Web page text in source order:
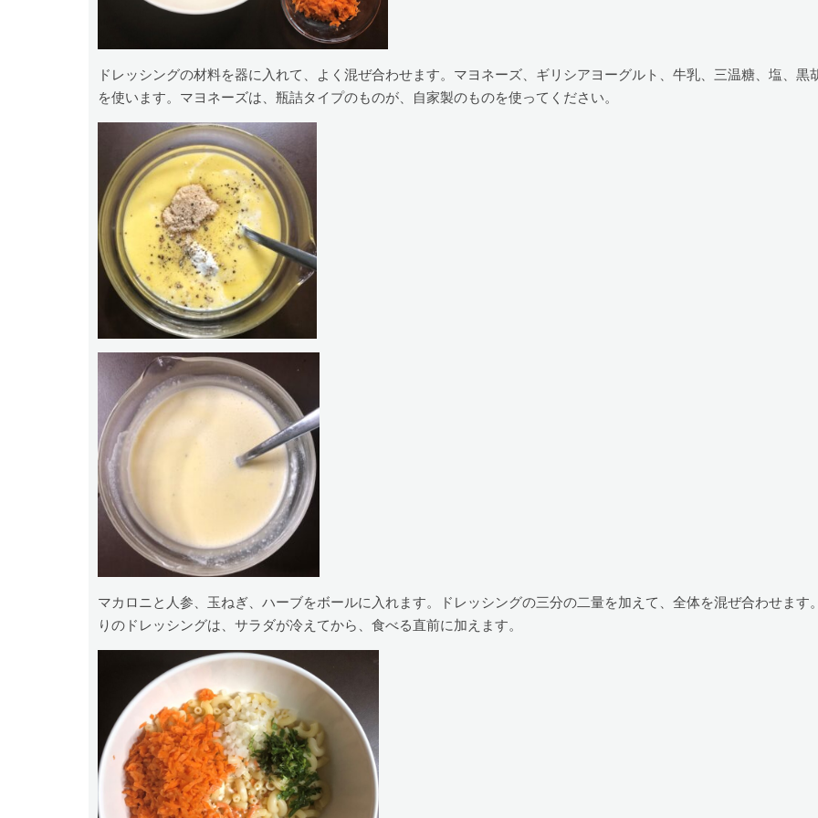
ドレッシングの材料を器に入れて、よく混ぜ合わせます。マヨネーズ、ギリシアヨーグルト、牛乳、三温糖、塩、黒
を使います。マヨネーズは、瓶詰タイプのものが、自家製のものを使ってください。
マカロニと人参、玉ねぎ、ハーブをボールに入れます。ドレッシングの三分の二量を加えて、全体を混ぜ合わせます
りのドレッシングは、サラダが冷えてから、食べる直前に加えます。